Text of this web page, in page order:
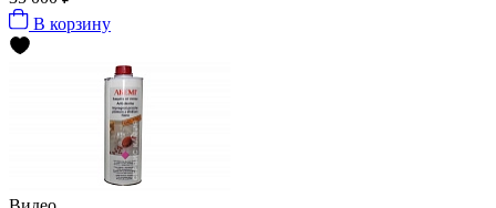
В корзину